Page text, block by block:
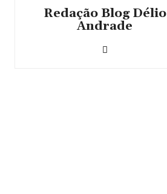
Redação Blog Délio
Andrade